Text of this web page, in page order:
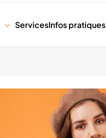
ServicesInfos pratiques